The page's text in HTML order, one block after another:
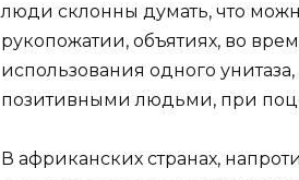
люди склонны думать, что
рукопожатии, объятиях, во
использования одного
позитивными людьми, при
В африканских странах,